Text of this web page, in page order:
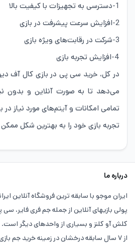
1-دسترسی به تجهیزات با کیفیت بالا
2-افزایش سرعت پیشرفت در بازی
3-شرکت در رقابت‌های ویژه بازی
4-افزایش تجربه بازی
در کل، خرید سی پی در بازی کال آف
می‌دهد تا به صورت آنلاین و بدون
تمامی امکانات و آیتم‌های مورد نیاز
تجربه بازی خود را به بهترین شکل
درباره ما
ایران موجو با سابقه ترین فروشگاه آنلاین
پولی بازیهای آنلاین از جمله جم فری فایر،
کلش آو کلنز و بسیاری از واحدهای دیگر
از ۷ سال سابقه درخشان در زمینه خرید جم